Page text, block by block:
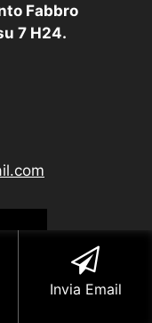
Fabbro
7 H24.
Invia Email